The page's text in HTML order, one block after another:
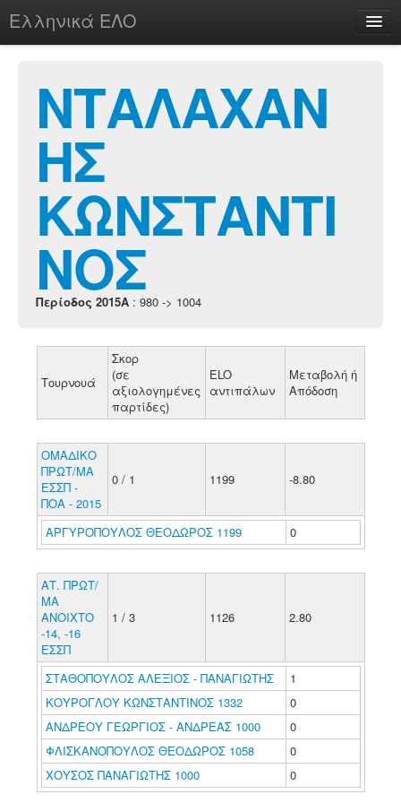
Ελληνικά ΕΛΟ
chesstu.be @ discord
Login
ΝΤΑΛΑΧΑΝ
ΗΣ
ΚΩΝΣΤΑΝΤΙ
ΝΟΣ
Περίοδος 2015A : 980 -> 1004
Τουρνουά
Σκορ
(σε
αξιολογημένες
παρτίδες)
ELO
αντιπάλων
Μεταβολή ή
Απόδοση
ΟΜΑΔΙΚΟ
ΠΡΩΤ/ΜΑ
ΕΣΣΠ -
ΠΟΑ - 2015
0 / 1 1199 -8.80
ΑΡΓΥΡΟΠΟΥΛΟΣ ΘΕΟΔΩΡΟΣ 1199 0
ΑΤ. ΠΡΩΤ/
ΜΑ
ΑΝΟΙΧΤΟ
-14, -16
ΕΣΣΠ
1 / 3 1126 2.80
ΣΤΑΘΟΠΟΥΛΟΣ ΑΛΕΞΙΟΣ - ΠΑΝΑΓΙΩΤΗΣ
1
ΚΟΥΡΟΓΛΟΥ ΚΩΝΣΤΑΝΤΙΝΟΣ 1332
0
ΑΝΔΡΕΟΥ ΓΕΩΡΓΙΟΣ - ΑΝΔΡΕΑΣ 1000
0
ΦΛΙΣΚΑΝΟΠΟΥΛΟΣ ΘΕΟΔΩΡΟΣ 1058
0
ΧΟΥΣΟΣ ΠΑΝΑΓΙΩΤΗΣ 1000
0